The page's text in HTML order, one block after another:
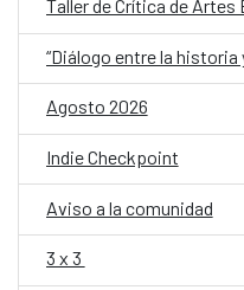
Taller de Crítica de Artes
Agosto 2026
Indie Checkpoint
Aviso a la comunidad
3 x 3